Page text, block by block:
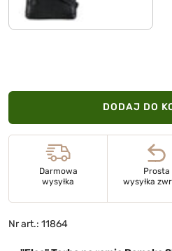
DODAJ DO
Darmowa
wysyłka
Prosta
wysyłka
Nr art.: 11864